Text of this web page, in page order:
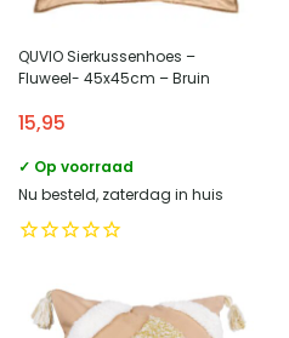
QUVIO Sierkussenhoes –
Fluweel- 45x45cm – Bruin
15,95
✓ Op voorraad
Nu besteld, zaterdag in huis